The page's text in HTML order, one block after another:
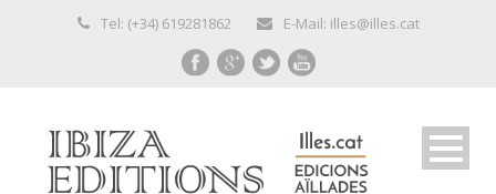
Tel: (+34) 619281862 E-Mail: illes@illes.cat